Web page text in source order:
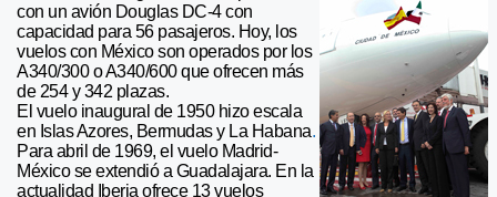
con un avión Douglas DC-4 con
capacidad para 56 pasajeros. Hoy, los
vuelos con México son operados por los
A340/300 o A340/600 que ofrecen más
de 254 y 342 plazas.
El vuelo inaugural de 1950 hizo escala
en Islas Azores, Bermudas y La Habana.
Para abril de 1969, el vuelo Madrid-
México se extendió a Guadalajara. En la
actualidad Iberia ofrece 13 vuelos